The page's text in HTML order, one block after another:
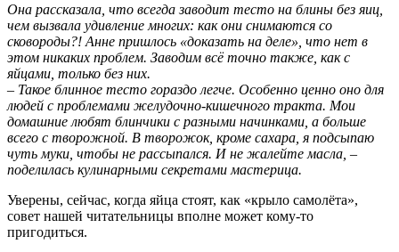
Она рассказала, что всегда заводит тесто на блины без яиц,
чем вызвала удивление многих: как они снимаются со
сковороды?! Анне пришлось «доказать на деле», что нет в
этом никаких проблем. Заводим всё точно также, как с
яйцами, только без них.
– Такое блинное тесто гораздо легче. Особенно ценно оно для
людей с проблемами желудочно-кишечного тракта. Мои
домашние любят блинчики с разными начинками, а больше
всего с творожной. В творожок, кроме сахара, я подсыпаю
чуть муки, чтобы не рассыпался. И не жалейте масла, –
поделилась кулинарными секретами мастерица.
Уверены, сейчас, когда яйца стоят, как «крыло самолёта»,
совет нашей читательницы вполне может кому-то
пригодиться.